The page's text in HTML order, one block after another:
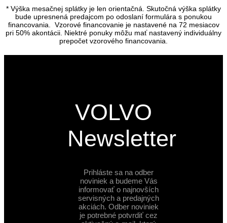
* Výška mesačnej splátky je len orientačná. Skutočná výška splátky
bude upresnená predajcom po odoslaní formulára s ponukou
financovania. Vzorové financovanie je nastavené na 72 mesiacov
pri 50% akontácii. Niektré ponuky môžu mať nastavený individuálny
prepočet vzorového financovania.
VOLVO
Newsletter
Prihláste sa na odber
noviniek a budeme Vás
informovať o najnovších
servisných a predajných
akciách. Odber noviniek
je potrebné potvrdiť cez